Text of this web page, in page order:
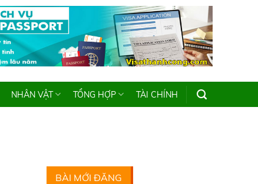
NHÂN VẬT TỔNG HỢP TÀI CHÍNH
BÀI MỚI ĐĂNG